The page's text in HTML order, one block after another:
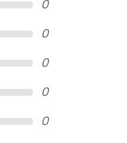
0
0
0
0